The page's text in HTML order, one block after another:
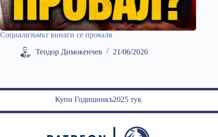
Социализъмът винаги се проваля
Теодор Димокенчев 21/06/2026
Купи Годишникъ2025 тук